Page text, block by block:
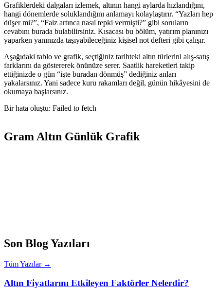
Grafiklerdeki dalgaları izlemek, altının hangi aylarda hızlandığını,
hangi dönemlerde soluklandığını anlamayı kolaylaştırır. “Yazları hep
düşer mi?”, “Faiz artınca nasıl tepki vermişti?” gibi soruların
cevabını burada bulabilirsiniz. Kısacası bu bölüm, yatırım planınızı
yaparken yanınızda taşıyabileceğiniz kişisel not defteri gibi çalışır.
Aşağıdaki tablo ve grafik, seçtiğiniz tarihteki altın türlerini alış-satış
farklarını da göstererek önünüze serer. Saatlik hareketleri takip
ettiğinizde o gün “işte buradan dönmüş” dediğiniz anları
yakalarsınız. Yani sadece kuru rakamları değil, günün hikâyesini de
okumaya başlarsınız.
Bir hata oluştu: Failed to fetch
Gram Altın Günlük Grafik
Son Blog Yazıları
Tüm Yazılar →
Altın Fiyatlarını Etkileyen Faktörler Nelerdir?